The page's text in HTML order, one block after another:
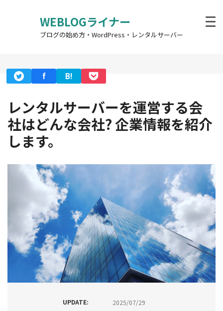
WEBLOGライナー
ブログの始め方・WordPress・レンタルサーバー
f B!
レンタルサーバーを運営する会
社はどんな会社? 企業情報を紹介
します。
UPDATE:
2025/07/29